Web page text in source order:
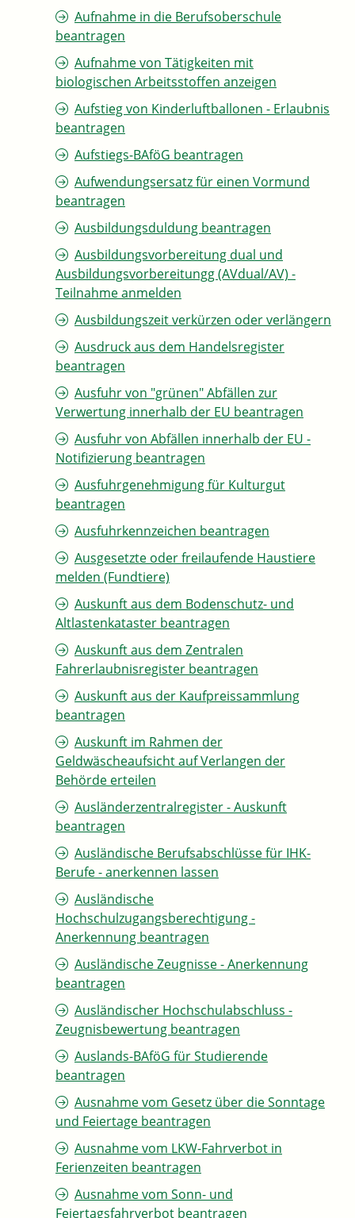
Aufnahme in die Berufsoberschule
beantragen
Aufnahme von Tätigkeiten mit
biologischen Arbeitsstoffen anzeigen
Aufstieg von Kinderluftballonen - Erlaubnis
beantragen
Aufstiegs-BAföG beantragen
Aufwendungsersatz für einen Vormund
beantragen
Ausbildungsduldung beantragen
Ausbildungsvorbereitung dual und
Ausbildungsvorbereitungg (AVdual/AV) -
Teilnahme anmelden
Ausbildungszeit verkürzen oder verlängern
Ausdruck aus dem Handelsregister
beantragen
Ausfuhr von "grünen" Abfällen zur
Verwertung innerhalb der EU beantragen
Ausfuhr von Abfällen innerhalb der EU -
Notifizierung beantragen
Ausfuhrgenehmigung für Kulturgut
beantragen
Ausfuhrkennzeichen beantragen
Ausgesetzte oder freilaufende Haustiere
melden (Fundtiere)
Auskunft aus dem Bodenschutz- und
Altlastenkataster beantragen
Auskunft aus dem Zentralen
Fahrerlaubnisregister beantragen
Auskunft aus der Kaufpreissammlung
beantragen
Auskunft im Rahmen der
Geldwäscheaufsicht auf Verlangen der
Behörde erteilen
Ausländerzentralregister - Auskunft
beantragen
Ausländische Berufsabschlüsse für IHK-
Berufe - anerkennen lassen
Ausländische
Hochschulzugangsberechtigung -
Anerkennung beantragen
Ausländische Zeugnisse - Anerkennung
beantragen
Ausländischer Hochschulabschluss -
Zeugnisbewertung beantragen
Auslands-BAföG für Studierende
beantragen
Ausnahme vom Gesetz über die Sonntage
und Feiertage beantragen
Ausnahme vom LKW-Fahrverbot in
Ferienzeiten beantragen
Ausnahme vom Sonn- und
Feiertagsfahrverbot beantragen